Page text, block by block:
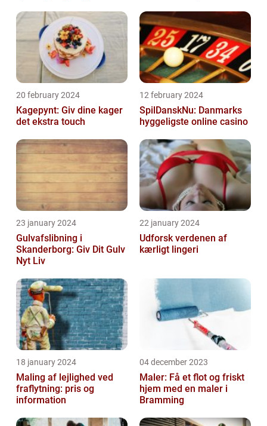
20 february 2024
Kagepynt: Giv dine kager
det ekstra touch
12 february 2024
SpilDanskNu: Danmarks
hyggeligste online casino
23 january 2024
Gulvafslibning i
Skanderborg: Giv Dit Gulv
Nyt Liv
22 january 2024
Udforsk verdenen af
kærligt lingeri
18 january 2024
Maling af lejlighed ved
fraflytning: pris og
information
04 december 2023
Maler: Få et flot og friskt
hjem med en maler i
Bramming